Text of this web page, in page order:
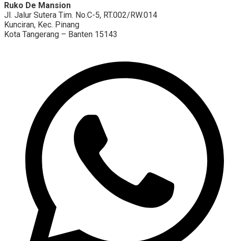
Ruko De Mansion
Jl. Jalur Sutera Tim. No.C-5, RT.002/RW.014
Kunciran, Kec. Pinang
Kota Tangerang – Banten 15143